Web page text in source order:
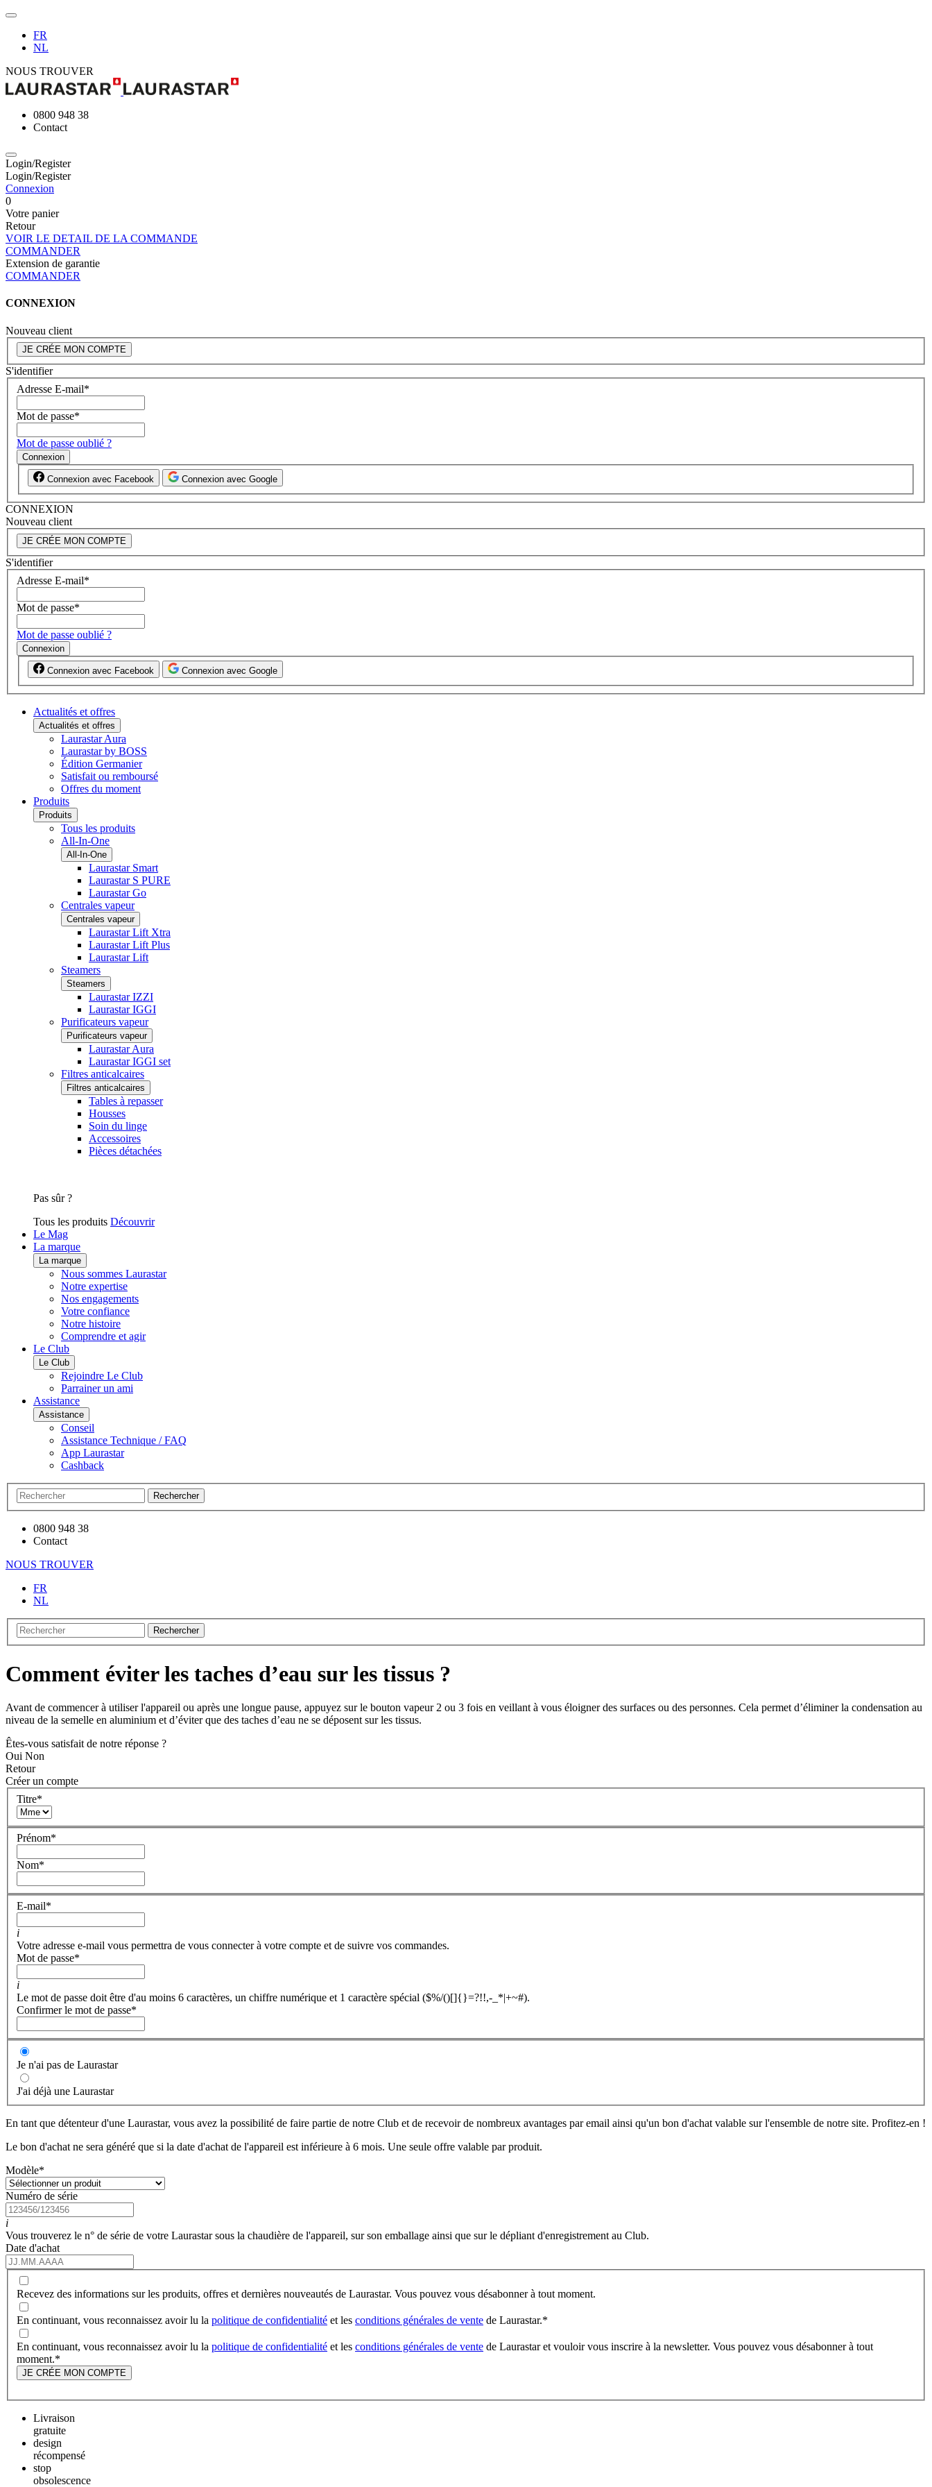
FR
NL
NOUS TROUVER
0800 948 38
Contact
Login/Register
Login/Register
Connexion
0
Votre panier
Retour
VOIR LE DETAIL DE LA COMMANDE
COMMANDER
Extension de garantie
COMMANDER
CONNEXION
Nouveau client
JE CRÉE MON COMPTE
S'identifier
Adresse E-mail*
Mot de passe*
Mot de passe oublié ?
Connexion
Connexion avec Facebook Connexion avec Google
CONNEXION
Nouveau client
JE CRÉE MON COMPTE
S'identifier
Adresse E-mail*
Mot de passe*
Mot de passe oublié ?
Connexion
Connexion avec Facebook Connexion avec Google
Actualités et offres
Actualités et offres
Laurastar Aura
Laurastar by BOSS
Édition Germanier
Satisfait ou remboursé
Offres du moment
Produits
Produits
Tous les produits
All-In-One
All-In-One
Laurastar Smart
Laurastar S PURE
Laurastar Go
Centrales vapeur
Centrales vapeur
Laurastar Lift Xtra
Laurastar Lift Plus
Laurastar Lift
Steamers
Steamers
Laurastar IZZI
Laurastar IGGI
Purificateurs vapeur
Purificateurs vapeur
Laurastar Aura
Laurastar IGGI set
Filtres anticalcaires
Filtres anticalcaires
Tables à repasser
Housses
Soin du linge
Accessoires
Pièces détachées
Pas sûr ?
Tous les produits Découvrir
Le Mag
La marque
La marque
Nous sommes Laurastar
Notre expertise
Nos engagements
Votre confiance
Notre histoire
Comprendre et agir
Le Club
Le Club
Rejoindre Le Club
Parrainer un ami
Assistance
Assistance
Conseil
Assistance Technique / FAQ
App Laurastar
Cashback
Rechercher
0800 948 38
Contact
NOUS TROUVER
FR
NL
Rechercher
Comment éviter les taches d’eau sur les tissus ?
Avant de commencer à utiliser l'appareil ou après une longue pause, appuyez sur le bouton vapeur 2 ou 3 fois en veillant à vous éloigner des surfaces ou des personnes. Cela permet d’éliminer la condensation au
niveau de la semelle en aluminium et d’éviter que des taches d’eau ne se déposent sur les tissus.
Êtes-vous satisfait de notre réponse ?
Oui Non
Retour
Créer un compte
Titre*
Prénom*
Nom*
E-mail*
i
Votre adresse e-mail vous permettra de vous connecter à votre compte et de suivre vos commandes.
Mot de passe*
i
Le mot de passe doit être d'au moins 6 caractères, un chiffre numérique et 1 caractère spécial ($%/()[]{}=?!!,-_*|+~#).
Confirmer le mot de passe*
Je n'ai pas de Laurastar
J'ai déjà une Laurastar
En tant que détenteur d'une Laurastar, vous avez la possibilité de faire partie de notre Club et de recevoir de nombreux avantages par email ainsi qu'un bon d'achat valable sur l'ensemble de notre site. Profitez-en !
Le bon d'achat ne sera généré que si la date d'achat de l'appareil est inférieure à 6 mois. Une seule offre valable par produit.
Modèle*
Numéro de série
i
Vous trouverez le n° de série de votre Laurastar sous la chaudière de l'appareil, sur son emballage ainsi que sur le dépliant d'enregistrement au Club.
Date d'achat
Recevez des informations sur les produits, offres et dernières nouveautés de Laurastar. Vous pouvez vous désabonner à tout moment.
En continuant, vous reconnaissez avoir lu la politique de confidentialité et les conditions générales de vente de Laurastar.*
En continuant, vous reconnaissez avoir lu la politique de confidentialité et les conditions générales de vente de Laurastar et vouloir vous inscrire à la newsletter. Vous pouvez vous désabonner à tout
moment.*
JE CRÉE MON COMPTE
Livraison
gratuite
design
récompensé
stop
obsolescence